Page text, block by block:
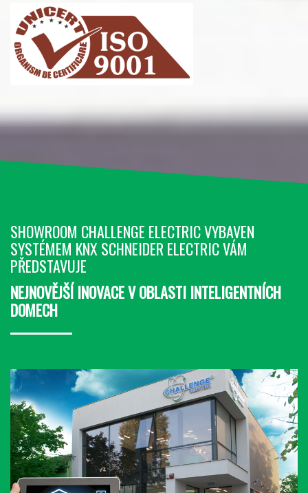
SHOWROOM CHALLENGE ELECTRIC VYBAVEN
SYSTÉMEM KNX SCHNEIDER ELECTRIC VÁM
PŘEDSTAVUJE
NEJNOVĚJŠÍ INOVACE V OBLASTI INTELIGENTNÍCH
DOMECH